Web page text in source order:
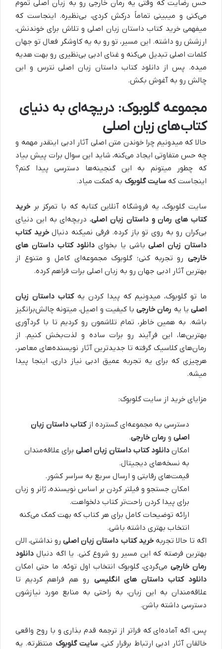
حس رضایت که وقتی یه رمان خارجی رو به زبان اصلی تموم
می‌کنی و میبینی تماماً درکش کردی، بی‌نظیره. اینجاست که
میفهمی خرید کتاب داستان زبان اصلی و تلاش برای خوندنش،
ارزشش رو داشته. این مسیر، تو رو به یه کاوشگر فعال تو جهان
کلمات اصلی تبدیل می‌کنه و غنای ادبی بی‌نظیری رو بهت هدیه
میده. پس از دانلود کتاب داستان زبان اصلی نترس و این
چالش رو به آغوش بکش.
مجموعه گلوبوک: دریچه‌ای به دنیای
کتاب‌های زبان اصلی
حالا که میدونیم چرا خوندن متن اصلی آثار ادبی اینقدر مهمه و
چه حس متفاوتی ایجاد می‌کنه، شاید این سوال برات پیش بیاد
که چطور میتونم به این گنجینه‌ها دسترسی پیدا کنم؟
اینجاست که سایت گلوبوک به کمکت میاد.
سایت گلوبوک، یه فروشگاه آنلاین کتابه که با تمرکز بر خرید
کتاب‌ های رمان و داستان زبان اصلی، دریچه‌ای به این دنیای
بی‌کران رو به روی تو باز کرده. فرقی نمیکنه دنبالخرید کتاب
داستان زبان اصلیباشی یا بخوای دانلود کتاب داستان های
خارجی رو تجربه کنی؛ گلوبوک مجموعه‌ای کامل و متنوع از
بهترین آثار ادبی جهان رو به زبان اصلی برات فراهم کرده.
ما تو گلوبوک، میدونیم که پیدا کردن یهکتاب داستان زبان
اصلییا یه رمان خارجیبا کیفیت و اصیل، میتونه چالش‌برانگیز
باشه. به همین خاطر، تمام تلاشمون رو کردیم تا با گردآوری
بهترین‌ها، این فرآیند رو برات ساده و لذت‌بخش کنیم. از
رمان‌های کلاسیک گرفته تا جدیدترین آثار نویسنده‌های معاصر،
هرچیزی که برای یه تجربه عمیق ادبی نیاز داری، اینجا پیدا
میشه.
مزایای خرید از سایت گلوبوک:
دسترسی به مجموعه‌ای گسترده ازکتاب داستان زبان
اصلی و رمان خارجی.
امکان دانلود کتاب داستان زبان اصلی برای علاقه‌مندان
به نسخه‌های دیجیتال.
قیمت‌های رقابتی و ارسال سریع به سراسر کشور.
امکان جستجو و فیلتر کردن بر اساس نویسنده، ژانر و زبان
برای پیدا کردن راحت‌تر کتاب دلخواهت.
ارائه توضیحات کامل برای هر کتاب که بهت کمک می‌کنه
انتخاب بهتری داشته باشی.
اگه تا حالا تجربهخرید کتاب داستان زبان اصلیرو نداشتی، الان
بهترین فرصته که این مسیر رو شروع کنی. یا اگه دنبال دانلود
رمان خارجیمی‌گردی، گلوبوک انتخاب اول توئه. ما حتی امکان
دانلود کتاب داستان های انگلیسی رو هم فراهم کردیم تا
علاقه‌مندان به این زبان، به راحتی به منابع مورد نیازشون
دسترسی داشته باشن.
پس، اگه آماده‌ای که فراتر از ترجمه قدم بذاری و با روح واقعی
خالقان آثار ادبی ارتباط برقرار کنی، سایت گلوبوک منتظرته. یه